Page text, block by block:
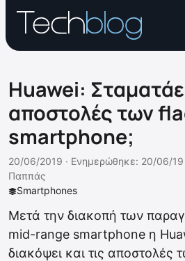
Huawei:
αποστολές των
smartphone;
Smartphones
20/06/2019 · Ενημερώθηκε: 20/06/19
Παππάς
Μετά την διακοπή των
mid-range smartphone η
διακόψει και τις